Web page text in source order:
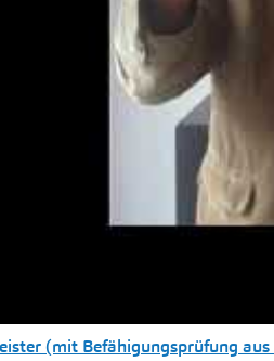
Qualifikationsrahmen
me, Ing., Msr., Bachelor
geprüft“ für reglementierte
studieren
und Befähigungsprüfung ab
Meister in Deutschland und
„Msr“ eintragungsfähiger Titel
Bezeichnung „Meisterin“ bzw.
(mit Befähigungsprüfung